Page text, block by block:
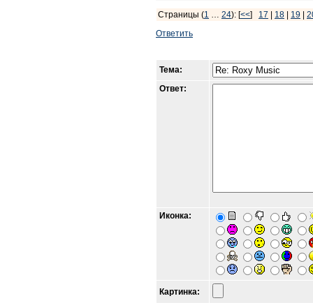
Страницы (1 … 24): [<<] 17 18 19
Ответить
Тема:
Ответ:
Иконка:
Картинка: